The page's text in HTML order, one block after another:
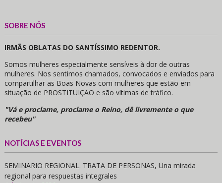
SOBRE NÓS
IRMÃS OBLATAS DO SANTÍSSIMO REDENTOR.
Somos mulheres especialmente sensíveis à dor de outras
mulheres. Nos sentimos chamados, convocados e enviados para
compartilhar as Boas Novas com mulheres que estão em
situação de PROSTITUIÇÃO e são vítimas de tráfico.
"Vá e proclame, proclame o Reino, dê livremente o que
recebeu"
NOTÍCIAS E EVENTOS
SEMINARIO REGIONAL. TRATA DE PERSONAS, Una mirada
regional para respuestas integrales